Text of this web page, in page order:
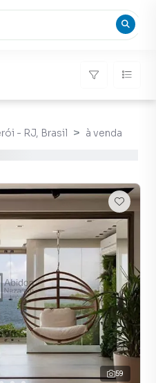
- RJ, Brasil à venda
59